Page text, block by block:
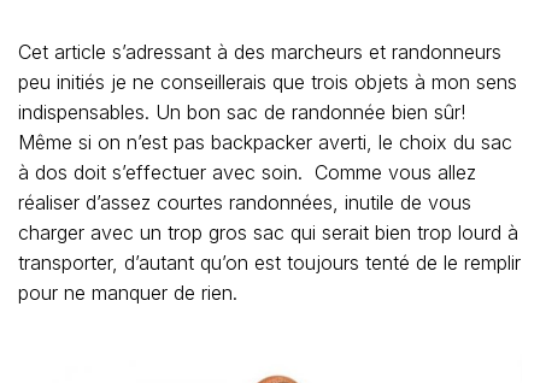
Cet article s’adressant à des marcheurs et randonneurs
peu initiés je ne conseillerais que trois objets à mon sens
indispensables. Un bon sac de randonnée bien sûr!
Même si on n’est pas backpacker averti, le choix du sac
à dos doit s’effectuer avec soin. Comme vous allez
réaliser d’assez courtes randonnées, inutile de vous
charger avec un trop gros sac qui serait bien trop lourd à
transporter, d’autant qu’on est toujours tenté de le remplir
pour ne manquer de rien.